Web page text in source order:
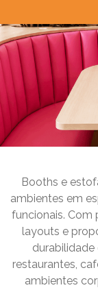
Booths e
ambientes em
funcionais. Com
layouts e
restaurantes,
ambientes